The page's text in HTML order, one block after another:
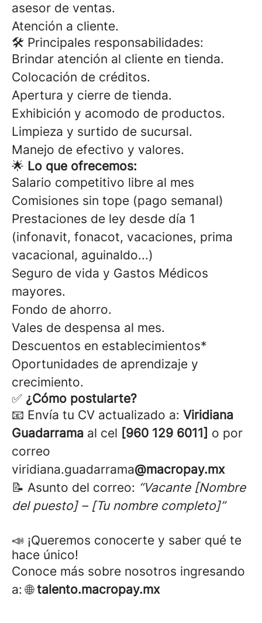
asesor de ventas.
Atención a cliente.
🛠 Principales responsabilidades:
Brindar atención al cliente en tienda.
Colocación de créditos.
Apertura y cierre de tienda.
Exhibición y acomodo de productos.
Limpieza y surtido de sucursal.
Manejo de efectivo y valores.
🌟 Lo que ofrecemos:
Salario competitivo libre al mes
Comisiones sin tope (pago semanal)
Prestaciones de ley desde día 1
(infonavit, fonacot, vacaciones, prima
vacacional, aguinaldo...)
Seguro de vida y Gastos Médicos
mayores.
Fondo de ahorro.
Vales de despensa al mes.
Descuentos en establecimientos*
Oportunidades de aprendizaje y
crecimiento.
✅ ¿Cómo postularte?
📧 Envía tu CV actualizado a: Viridiana
Guadarrama al cel [960 129 6011] o por
correo
viridiana.guadarrama@macropay.mx
📝 Asunto del correo: “Vacante [Nombre
del puesto] – [Tu nombre completo]”
📣 ¡Queremos conocerte y saber qué te
hace único!
Conoce más sobre nosotros ingresando
a: 🌐talento.macropay.mx